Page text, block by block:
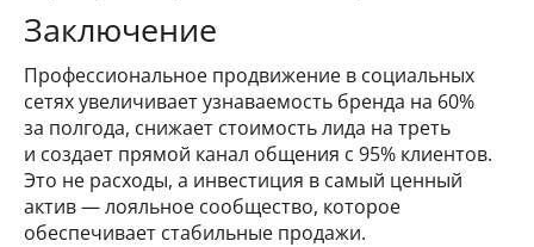
Заключение
Профессиональное продвижение в социальных
сетях увеличивает узнаваемость бренда на 60%
за полгода, снижает стоимость лида на треть
и создает прямой канал общения с 95% клиентов.
Это не расходы, а инвестиция в самый ценный
актив — лояльное сообщество, которое
обеспечивает стабильные продажи.